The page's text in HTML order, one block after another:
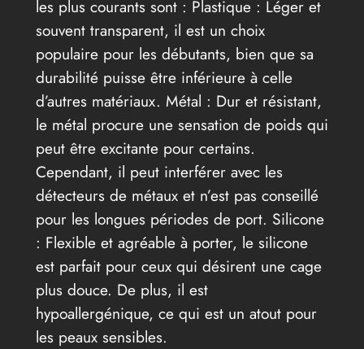
les plus courants sont : Plastique : Léger et
souvent transparent, il est un choix
populaire pour les débutants, bien que sa
durabilité puisse être inférieure à celle
d’autres matériaux. Métal : Dur et résistant,
le métal procure une sensation de poids qui
peut être excitante pour certains.
Cependant, il peut interférer avec les
détecteurs de métaux et n’est pas conseillé
pour les longues périodes de port. Silicone
: Flexible et agréable à porter, le silicone
est parfait pour ceux qui désirent une cage
plus douce. De plus, il est
hypoallergénique, ce qui est un atout pour
les peaux sensibles.